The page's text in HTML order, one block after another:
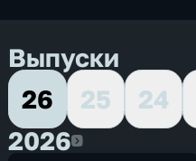
Выпуски
26
25 24
20262026